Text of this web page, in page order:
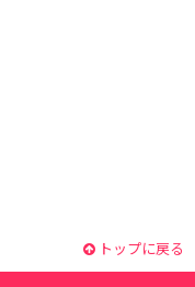
トップに戻る